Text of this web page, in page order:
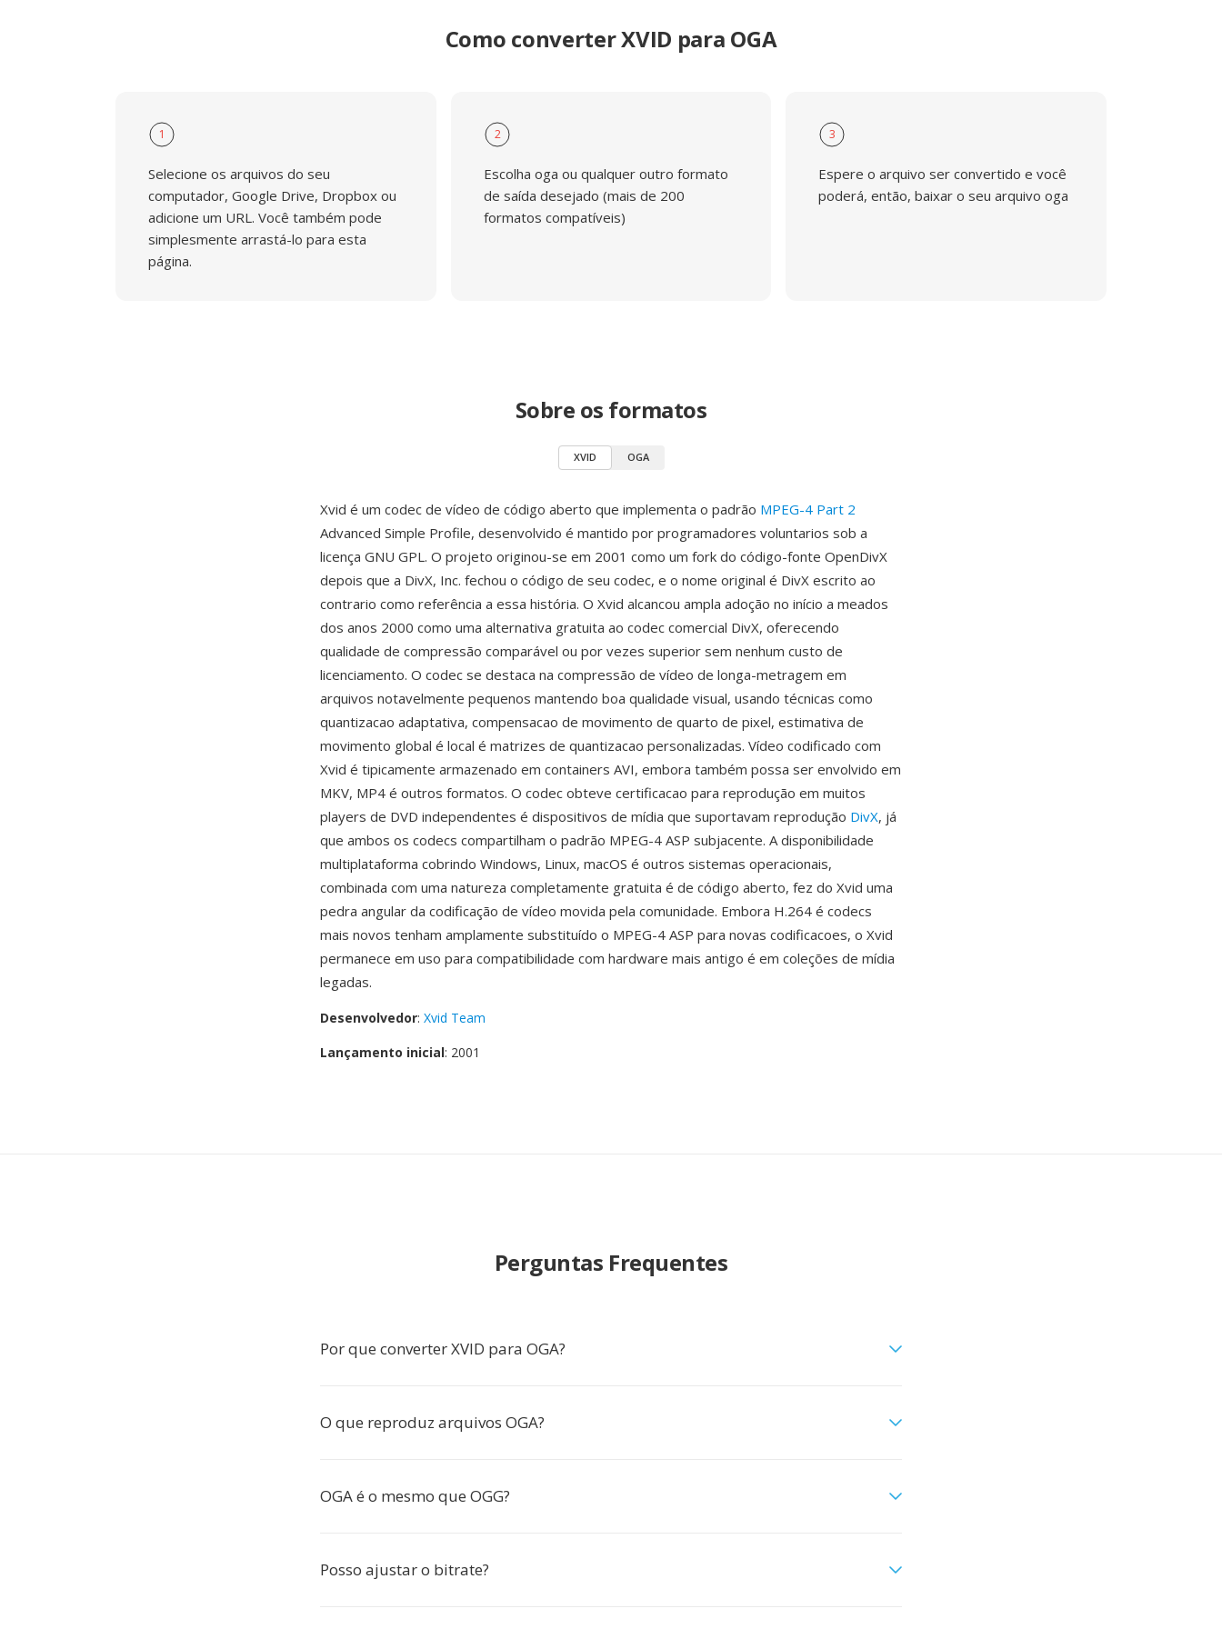
Como converter XVID para OGA
1
Selecione os arquivos do seu
computador, Google Drive, Dropbox ou
adicione um URL. Você também pode
simplesmente arrastá-lo para esta
página.
2
Escolha oga ou qualquer outro formato
de saída desejado (mais de 200
formatos compatíveis)
3
Espere o arquivo ser convertido e você
poderá, então, baixar o seu arquivo oga
Sobre os formatos
XVID OGA
Xvid é um codec de vídeo de código aberto que implementa o padrão MPEG-4 Part 2
Advanced Simple Profile, desenvolvido é mantido por programadores voluntarios sob a
licença GNU GPL. O projeto originou-se em 2001 como um fork do código-fonte OpenDivX
depois que a DivX, Inc. fechou o código de seu codec, e o nome original é DivX escrito ao
contrario como referência a essa história. O Xvid alcancou ampla adoção no início a meados
dos anos 2000 como uma alternativa gratuita ao codec comercial DivX, oferecendo
qualidade de compressão comparável ou por vezes superior sem nenhum custo de
licenciamento. O codec se destaca na compressão de vídeo de longa-metragem em
arquivos notavelmente pequenos mantendo boa qualidade visual, usando técnicas como
quantizacao adaptativa, compensacao de movimento de quarto de pixel, estimativa de
movimento global é local é matrizes de quantizacao personalizadas. Vídeo codificado com
Xvid é tipicamente armazenado em containers AVI, embora também possa ser envolvido em
MKV, MP4 é outros formatos. O codec obteve certificacao para reprodução em muitos
players de DVD independentes é dispositivos de mídia que suportavam reprodução DivX, já
que ambos os codecs compartilham o padrão MPEG-4 ASP subjacente. A disponibilidade
multiplataforma cobrindo Windows, Linux, macOS é outros sistemas operacionais,
combinada com uma natureza completamente gratuita é de código aberto, fez do Xvid uma
pedra angular da codificação de vídeo movida pela comunidade. Embora H.264 é codecs
mais novos tenham amplamente substituído o MPEG-4 ASP para novas codificacoes, o Xvid
permanece em uso para compatibilidade com hardware mais antigo é em coleções de mídia
legadas.
Desenvolvedor: Xvid Team
Lançamento inicial: 2001
Perguntas Frequentes
Por que converter XVID para OGA?
O que reproduz arquivos OGA?
OGA é o mesmo que OGG?
Posso ajustar o bitrate?